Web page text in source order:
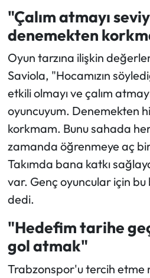
"Çalım atmayı
denemekten
Oyun tarzına ilişkin
Saviola, "Hocamızın
etkili olmayı ve çalım
oyuncuyum. Denemekten
korkmam. Bunu sahada
zamanda öğrenmeye aç
Takımda bana katkı
var. Genç oyuncular için
dedi.
"Hedefim tarihe
gol atmak"
Trabzonspor'u tercih etme